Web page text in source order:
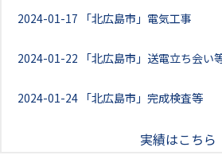
2024-01-17 「北広島市」電気工事
2024-01-22 「北広島市」送電立ち会い
2024-01-24 「北広島市」完成検査等
実績はこちら